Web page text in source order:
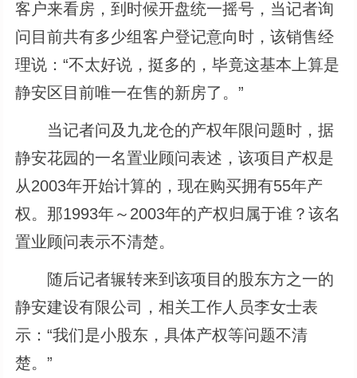
客户来看房，到时候开盘统一摇号，当记者询
问目前共有多少组客户登记意向时，该销售经
理说：“不太好说，挺多的，毕竟这基本上算是
静安区目前唯一在售的新房了。”
当记者问及九龙仓的产权年限问题时，据
静安花园的一名置业顾问表述，该项目产权是
从2003年开始计算的，现在购买拥有55年产
权。那1993年～2003年的产权归属于谁？该名
置业顾问表示不清楚。
随后记者辗转来到该项目的股东方之一的
静安建设有限公司，相关工作人员李女士表
示：“我们是小股东，具体产权等问题不清
楚。”